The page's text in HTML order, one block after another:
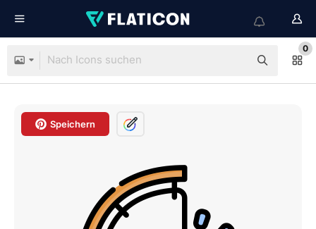
0
Speichern